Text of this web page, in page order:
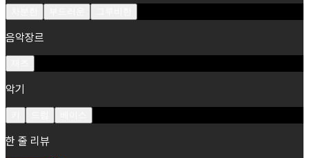
음악장르
악기
한 줄 리뷰